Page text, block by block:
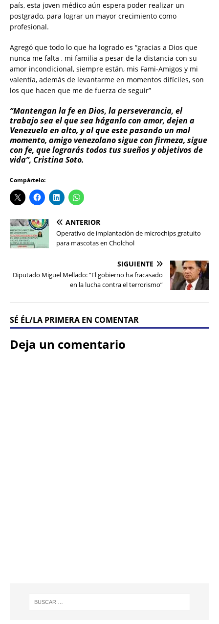
país, esta joven médico aún espera poder realizar un
postgrado, para lograr un mayor crecimiento como
profesional.
Agregó que todo lo que ha logrado es “gracias a Dios que
nunca me falta , mi familia a pesar de la distancia con su
amor incondicional, siempre están, mis Fami-Amigos y mi
valentía, además de levantarme en momentos difíciles, son
los que hacen que me de fuerza de seguir”
“Mantengan la fe en Dios, la perseverancia, el
trabajo sea el que sea háganlo con amor, dejen a
Venezuela en alto, y al que este pasando un mal
momento, amigo venezolano sigue con firmeza, sigue
con fe, que lograrás todos tus sueños y objetivos de
vida”, Cristina Soto.
Compártelo:
ANTERIOR
Operativo de implantación de microchips gratuito
para mascotas en Cholchol
SIGUIENTE
Diputado Miguel Mellado: “El gobierno ha fracasado
en la lucha contra el terrorismo”
SÉ ÉL/LA PRIMERA EN COMENTAR
Deja un comentario